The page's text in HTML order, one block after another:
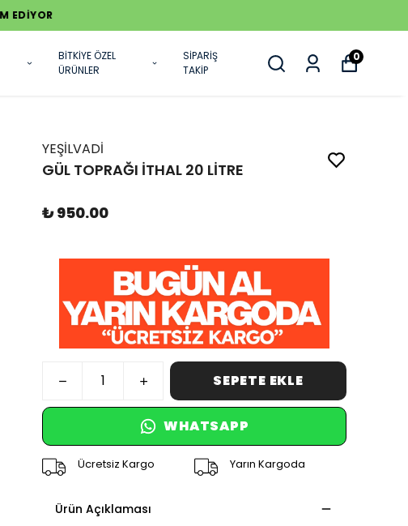
BİTKİYE ÖZEL
ÜRÜNLER
SİPARİŞ
TAKİP
0
YEŞİLVADİ
GÜL TOPRAĞI İTHAL 20 LİTRE
₺ 950.00
SEPETE EKLE
WHATSAPP
Ücretsiz Kargo Yarın Kargoda
Ürün Açıklaması